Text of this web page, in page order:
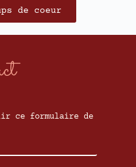
de coeur
ce formulaire de